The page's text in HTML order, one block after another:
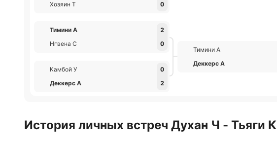
Хозяин Т
0
Тимини А
2
Нгвена С
0
Камбой У
0
Деккерс А
2
Тимини А
Деккерс А
История личных встреч Духан Ч - Тьяги К